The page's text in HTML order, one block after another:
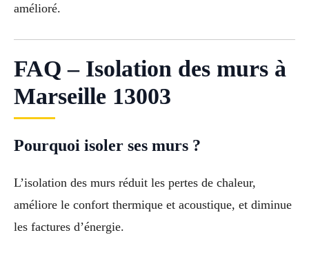
amélioré.
FAQ – Isolation des murs à
Marseille 13003
Pourquoi isoler ses murs ?
L’isolation des murs réduit les pertes de chaleur,
améliore le confort thermique et acoustique, et diminue
les factures d’énergie.